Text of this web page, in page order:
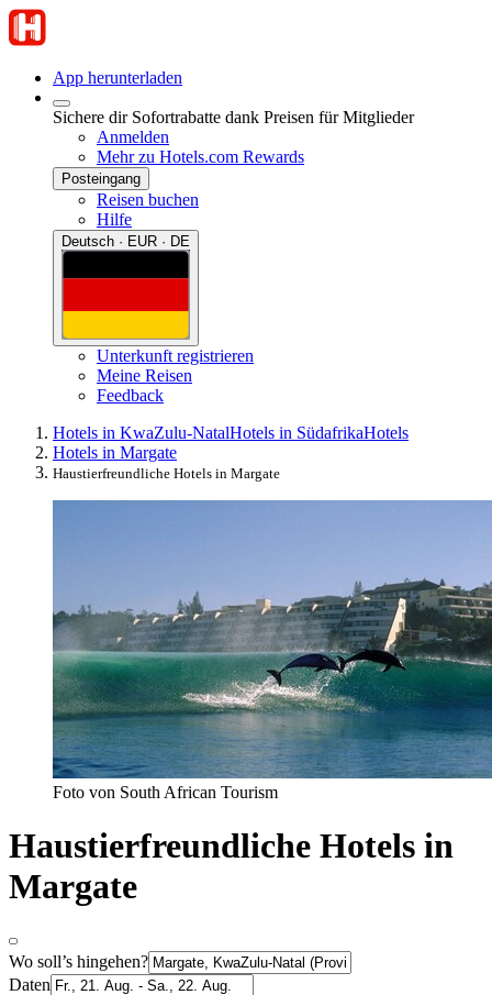
App herunterladen
Sichere dir Sofortrabatte dank Preisen für Mitglieder
Anmelden
Mehr zu Hotels.com Rewards
Posteingang
Reisen buchen
Hilfe
Deutsch · EUR · DE
Unterkunft registrieren
Meine Reisen
Feedback
Hotels in KwaZulu-NatalHotels in SüdafrikaHotels
Hotels in Margate
Haustierfreundliche Hotels in Margate
Foto von South African Tourism
Haustierfreundliche Hotels in
Margate
Wo soll’s hingehen?
Daten